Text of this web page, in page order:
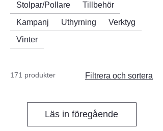
Stolpar/Pollare
Tillbehör
Kampanj
Uthyrning
Verktyg
Vinter
171 produkter Filtrera och sortera
Läs in föregående